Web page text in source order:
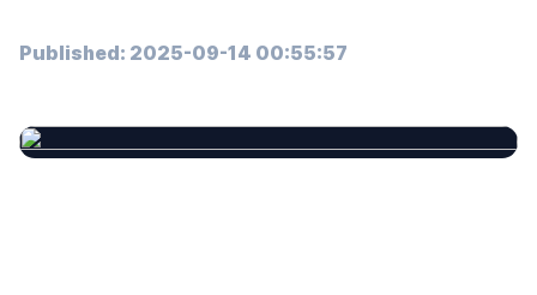
Published: 2025-09-14 00:55:57